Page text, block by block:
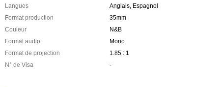
Langues
Anglais, Espagnol
Format production
35mm
Couleur
N&B
Format audio
Mono
Format de projection
1.85 : 1
N° de Visa
-